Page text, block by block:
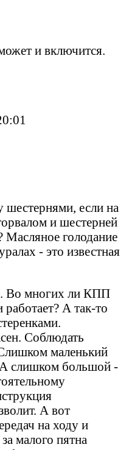
и включится.
если на
и шестерней
Масляное голодание
- это известная
Во многих ли КПП
работает? А так-то
Соблюдать
маленький
А слишком большой -
А вот
на ходу и
малого пятна